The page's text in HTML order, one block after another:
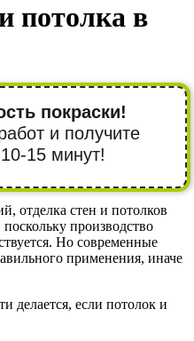
потолка в
покраски!
и получите
15 минут!
отделка стен и потолков
производство
Но современные
применения, иначе
делается, если потолок и